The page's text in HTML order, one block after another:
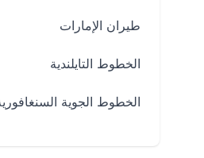
طيران الإمارات
الخطوط التايلندية
الخطوط الجوية